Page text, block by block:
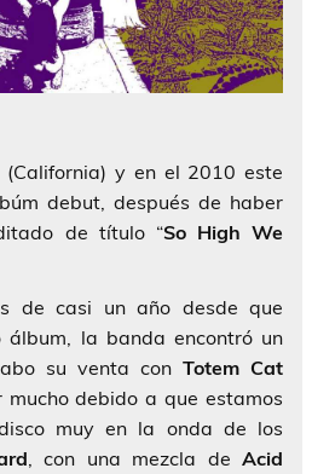
(California) y en el 2010 este
debut, después de haber
de título “So High We
de casi un año desde que
álbum, la banda encontró un
su venta con Totem Cat
mucho debido a que estamos
muy en la onda de los
, con una mezcla deAcid